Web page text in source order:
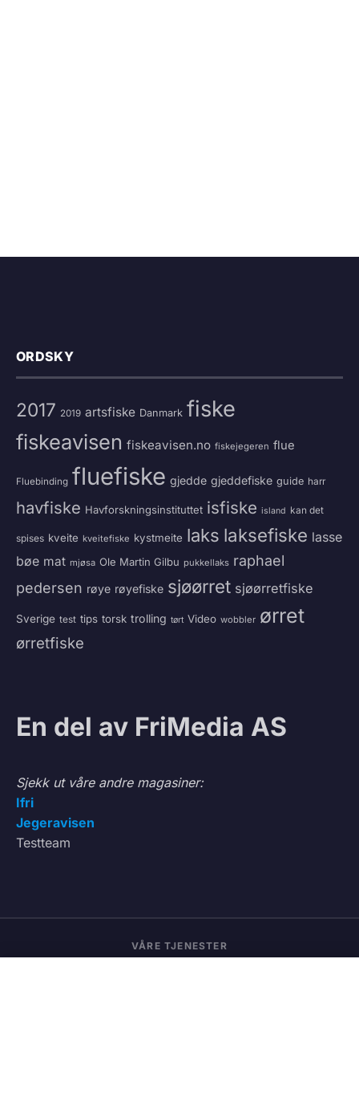
ORDSKY
2017 2019 artsfiske Danmark fiske
fiskeavisen fiskeavisen.no fiskejegeren flue
Fluebinding fluefiske gjedde gjeddefiske guide harr
havfiske Havforskningsinstituttet isfiske island kan det
spises kveite kveitefiske kystmeite laks laksefiske lasse
bøe mat mjøsa Ole Martin Gilbu pukkellaks raphael
pedersen røye røyefiske sjøørret sjøørretfiske
Sverige test tips torsk trolling tørt Video wobbler ørret
ørretfiske
En del av FriMedia AS
Sjekk ut våre andre magasiner:
Ifri
Jegeravisen
Testteam
VÅRE TJENESTER